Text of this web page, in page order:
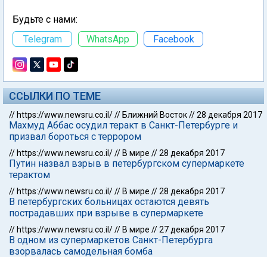
Будьте с нами:
Telegram
WhatsApp Facebook
ССЫЛКИ ПО ТЕМЕ
// https://www.newsru.co.il/// Ближний Восток//28 декабря 2017
Махмуд Аббас осудил теракт в Санкт-Петербурге и
призвал бороться с террором
// https://www.newsru.co.il/// В мире //28 декабря 2017
Путин назвал взрыв в петербургском супермаркете
терактом
// https://www.newsru.co.il/// В мире //28 декабря 2017
В петербургских больницах остаются девять
пострадавших при взрыве в супермаркете
// https://www.newsru.co.il/// В мире //27 декабря 2017
В одном из супермаркетов Санкт-Петербурга
взорвалась самодельная бомба